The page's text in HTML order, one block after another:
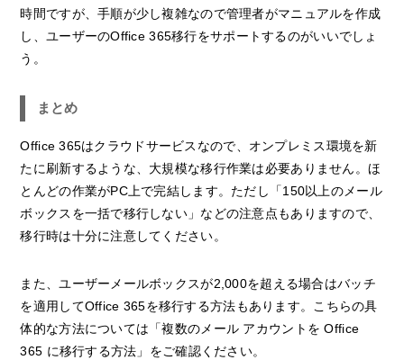
時間ですが、手順が少し複雑なので管理者がマニュアルを作成
し、ユーザーのOffice 365移行をサポートするのがいいでしょ
う。
まとめ
Office 365はクラウドサービスなので、オンプレミス環境を新
たに刷新するような、大規模な移行作業は必要ありません。ほ
とんどの作業がPC上で完結します。ただし「150以上のメール
ボックスを一括で移行しない」などの注意点もありますので、
移行時は十分に注意してください。
また、ユーザーメールボックスが2,000を超える場合はバッチ
を適用してOffice 365を移行する方法もあります。こちらの具
体的な方法については「複数のメール アカウントを Office
365 に移行する方法」をご確認ください。